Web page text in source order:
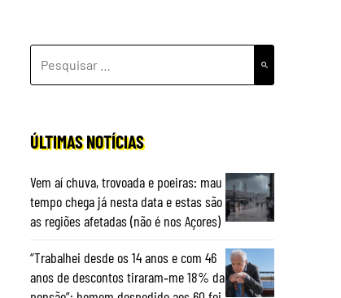
POR:
ÚLTIMAS NOTÍCIAS
Vem aí chuva, trovoada e poeiras: mau
tempo chega já nesta data e estas são
as regiões afetadas (não é nos Açores)
“Trabalhei desde os 14 anos e com 46
anos de descontos tiraram‑me 18% da